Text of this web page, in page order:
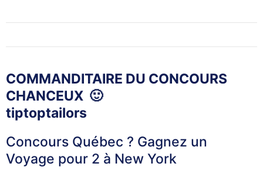
COMMANDITAIRE DU CONCOURS
CHANCEUX 🙂
tiptoptailors
Concours Québec ? Gagnez un
Voyage pour 2 à New York